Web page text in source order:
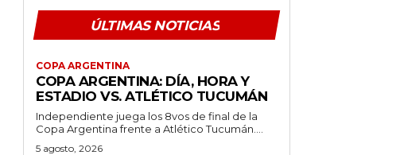
ÚLTIMAS NOTICIAS
COPA ARGENTINA
COPA ARGENTINA: DÍA, HORA Y
ESTADIO VS. ATLÉTICO TUCUMÁN
Independiente juega los 8vos de final de la
Copa Argentina frente a Atlético Tucumán....
5 agosto, 2026